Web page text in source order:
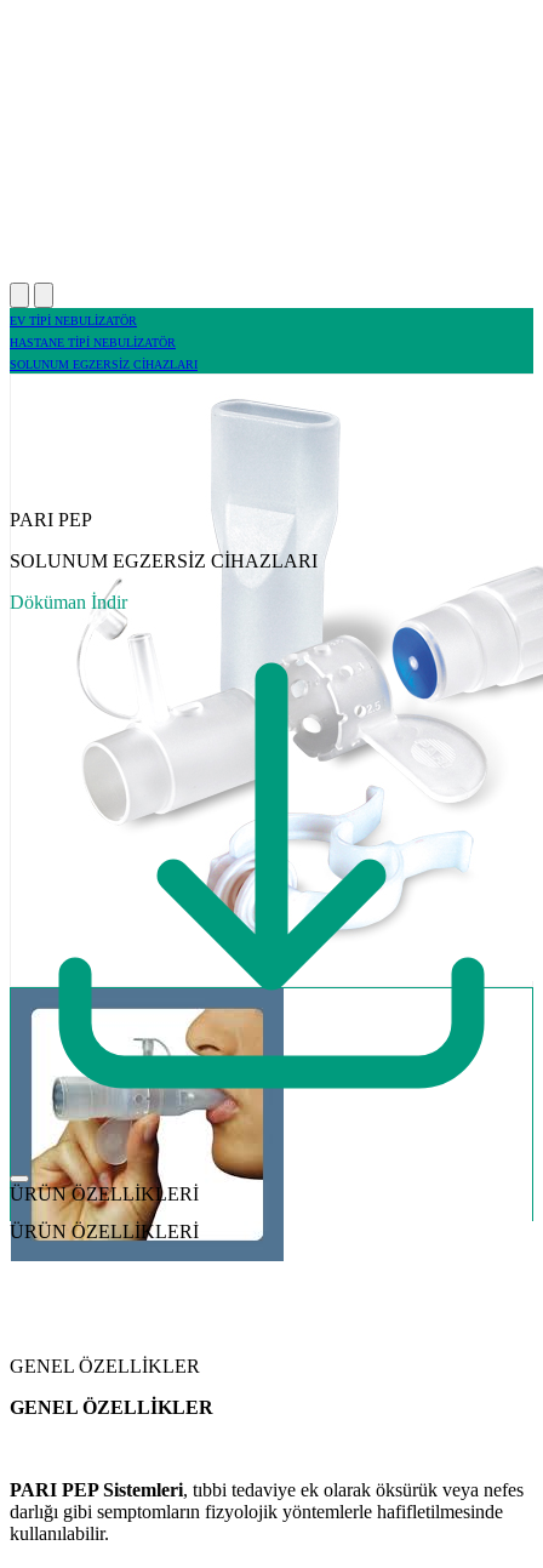
EV TİPİ NEBULİZATÖR
HASTANE TİPİ NEBULİZATÖR
SOLUNUM EGZERSİZ CİHAZLARI
PARI PEP
SOLUNUM EGZERSİZ CİHAZLARI
Döküman İndir
ÜRÜN ÖZELLİKLERİ
ÜRÜN ÖZELLİKLERİ
GENEL ÖZELLİKLER
GENEL ÖZELLİKLER
PARI PEP Sistemleri, tıbbi tedaviye ek olarak öksürük veya nefes
darlığı gibi semptomların fizyolojik yöntemlerle hafifletilmesinde
kullanılabilir.